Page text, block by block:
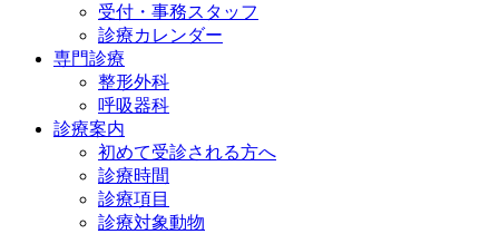
受付・事務スタッフ
診療カレンダー
専門診療
整形外科
呼吸器科
診療案内
初めて受診される方へ
診療時間
診療項目
診療対象動物